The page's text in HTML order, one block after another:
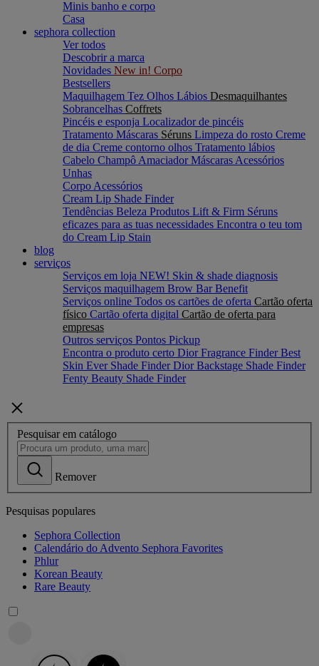
Minis banho e corpo
Casa
sephora collection
Ver todos
Descobrir a marca
Novidades New in! Corpo
Bestsellers
Maquilhagem Tez Olhos Lábios Desmaquilhantes
Sobrancelhas Coffrets
Pincéis e esponja Localizador de pincéis
Tratamento Máscaras Séruns Limpeza do rosto Creme
de dia Creme contorno olhos Tratamento lábios
Cabelo Champô AmaciadorMáscaras Acessórios
Unhas
Corpo Acessórios
Cream Lip Shade Finder
Tendências Beleza Produtos Lift & Firm Séruns
eficazes para as tuas necessidades Encontra o teu tom
do Cream Lip Stain
blog
serviços
Serviços em loja NEW! Skin & shade diagnosis
Serviços maquilhagem Brow Bar Benefit
Serviços online Todos os cartões de oferta Cartão oferta
físico Cartão oferta digital Cartão de oferta para
empresas
Outros serviços Pontos Pickup
Encontra o produto certo Dior Fragrance FinderBest
Skin Ever Shade FinderDior Backstage Shade Finder
Fenty Beauty Shade Finder
Pesquisar em catálogo
Remover
Pesquisas populares
Sephora Collection
Calendário do Advento Sephora Favorites
Phlur
Korean Beauty
Rare Beauty